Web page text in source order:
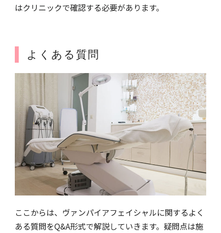
はクリニックで確認する必要があります。
よくある質問
ここからは、ヴァンパイアフェイシャルに関するよく
ある質問をQ&A形式で解説していきます。疑問点は施